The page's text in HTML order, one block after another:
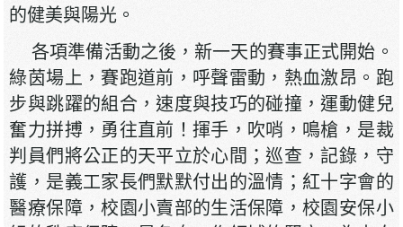
的健美與陽光。
各項準備活動之後，新一天的賽事正式開始。
綠茵場上，賽跑道前，呼聲雷動，熱血激昂。跑
步與跳躍的組合，速度與技巧的碰撞，運動健兒
奮力拼搏，勇往直前！揮手，吹哨，鳴槍，是裁
判員們將公正的天平立於心間；巡查，記錄，守
護，是義工家長們默默付出的溫情；紅十字會的
醫療保障，校園小賣部的生活保障，校園安保小